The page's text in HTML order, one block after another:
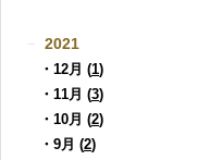
2021
・12月 (1)
・11月 (3)
・10月 (2)
・9月 (2)